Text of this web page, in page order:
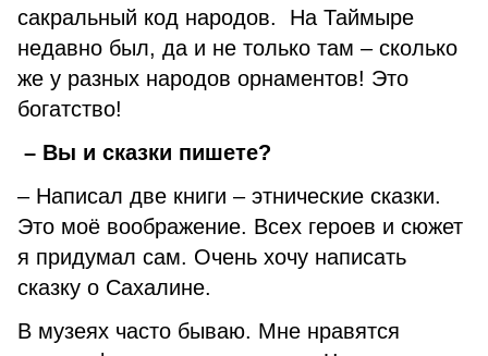
сакральный код народов. На Таймыре
недавно был, да и не только там – сколько
же у разных народов орнаментов! Это
богатство!
– Вы и сказки пишете?
– Написал две книги – этнические сказки.
Это моё воображение. Всех героев и сюжет
я придумал сам. Очень хочу написать
сказку о Сахалине.
В музеях часто бываю. Мне нравятся